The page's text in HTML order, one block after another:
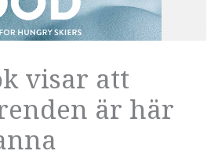
visar att
är här